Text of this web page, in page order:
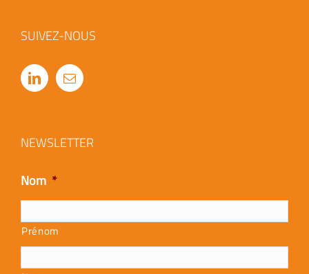
SUIVEZ-NOUS
NEWSLETTER
Nom *
Prénom